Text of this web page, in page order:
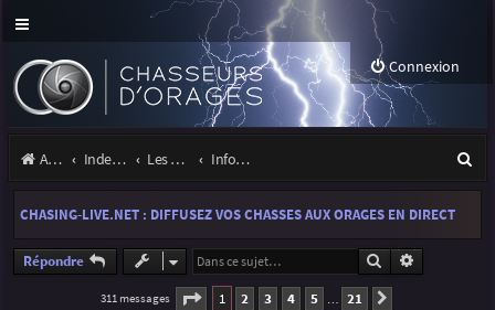
Connexion
Accueil Index du forum Les orages Infos, projets et liens utiles à la communauté
e
CHASING-LIVE.NET : DIFFUSEZ VOS CHASSES AUX ORAGES EN DIRECT
Répondre Rechercher
311 messages Page 1sur 21
1 2 3 4 5 … 21